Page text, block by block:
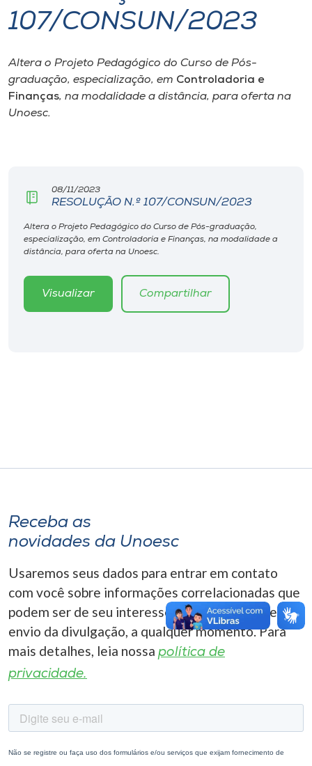
I.nova
Diplomados
Cultura
Biblioteca
Editora
Rádio
A+
107/CONSUN/2023
Altera o Projeto Pedagógico do Curso de Pós-
graduação, especialização, em Controladoria e
Finanças, na modalidade a distância, para oferta na
Unoesc.
08/11/2023
RESOLUÇÃO N.º 107/CONSUN/2023
Altera o Projeto Pedagógico do Curso de Pós-graduação,
especialização, em Controladoria e Finanças, na modalidade a
distância, para oferta na Unoesc.
Visualizar Compartilhar
Receba as
novidades da Unoesc
Usaremos seus dados para entrar em contato
com você sobre informações correlacionadas que
podem ser de seu interesse. Você pode cancelar o
envio da divulgação, a qualquer momento. Para
mais detalhes, leia nossa política de
privacidade.